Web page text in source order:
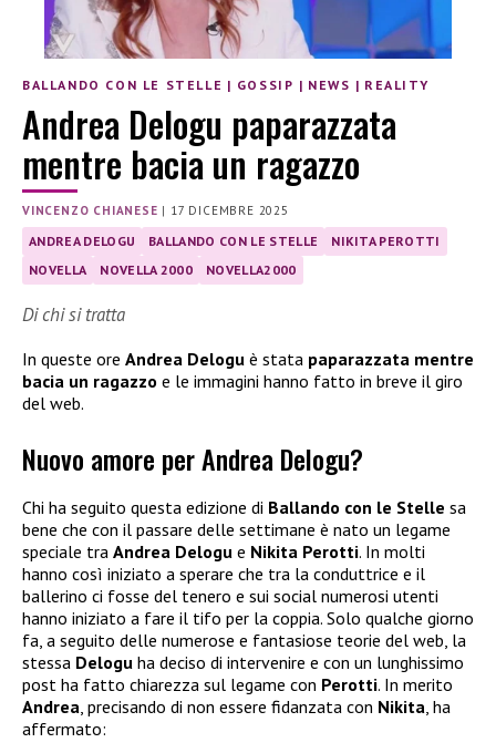
BALLANDO CON LE STELLE | GOSSIP | NEWS | REALITY
Andrea Delogu paparazzata
mentre bacia un ragazzo
VINCENZO CHIANESE | 17 DICEMBRE 2025
ANDREA DELOGU BALLANDO CON LE STELLE
NIKITA PEROTTI
NOVELLA
NOVELLA 2000 NOVELLA2000
Di chi si tratta
In queste ore Andrea Delogu è stata paparazzata mentre
bacia un ragazzo e le immagini hanno fatto in breve il giro
del web.
Nuovo amore per Andrea Delogu?
Chi ha seguito questa edizione di Ballando con le Stelle sa
bene che con il passare delle settimane è nato un legame
speciale tra Andrea Delogu e Nikita Perotti. In molti
hanno così iniziato a sperare che tra la conduttrice e il
ballerino ci fosse del tenero e sui social numerosi utenti
hanno iniziato a fare il tifo per la coppia. Solo qualche giorno
fa, a seguito delle numerose e fantasiose teorie del web, la
stessa Delogu ha deciso di intervenire e con un lunghissimo
post ha fatto chiarezza sul legame con Perotti. In merito
Andrea , precisando di non essere fidanzata con Nikita , ha
affermato: